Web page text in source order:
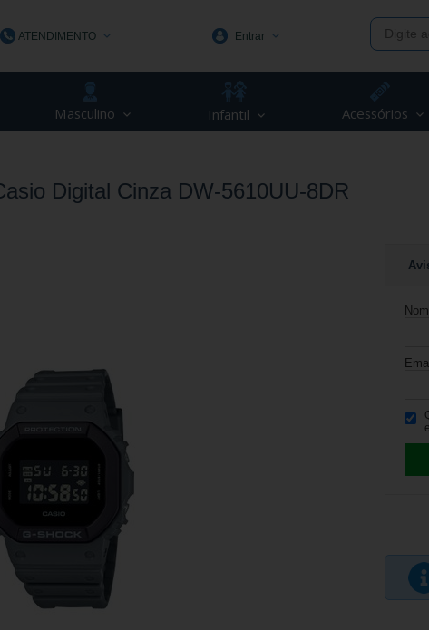
ATENDIMENTO
(48) 3623-1991
Entrar
Masculino Infantil Acessórios
Digital Cinza DW-5610UU-8DR